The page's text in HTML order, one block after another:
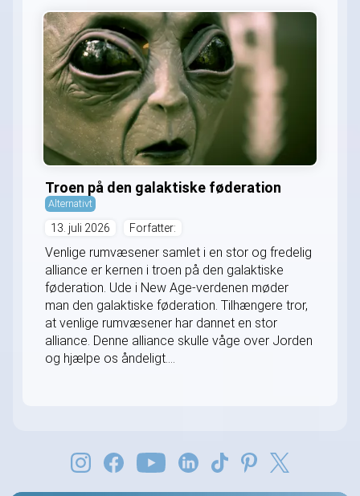
Troen på den galaktiske føderation
Alternativt
13. juli 2026 Forfatter:
Venlige rumvæsener samlet i en stor og fredelig
alliance er kernen i troen på den galaktiske
føderation. Ude i New Age-verdenen møder
man den galaktiske føderation. Tilhængere tror,
at venlige rumvæsener har dannet en stor
alliance. Denne alliance skulle våge over Jorden
og hjælpe os åndeligt....